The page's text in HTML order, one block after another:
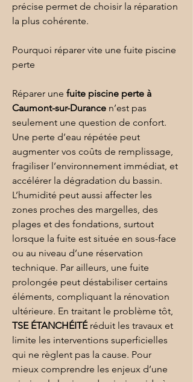
précise permet de choisir la réparation
la plus cohérente.
Pourquoi réparer vite une fuite piscine
perte
Réparer une fuite piscine perte à
Caumont-sur-Durance n’est pas
seulement une question de confort.
Une perte d’eau répétée peut
augmenter vos coûts de remplissage,
fragiliser l’environnement immédiat, et
accélérer la dégradation du bassin.
L’humidité peut aussi affecter les
zones proches des margelles, des
plages et des fondations, surtout
lorsque la fuite est située en sous-face
ou au niveau d’une réservation
technique. Par ailleurs, une fuite
prolongée peut déstabiliser certains
éléments, compliquant la rénovation
ultérieure. En traitant le problème tôt,
TSE ÉTANCHÉITÉ réduit les travaux et
limite les interventions superficielles
qui ne règlent pas la cause. Pour
mieux comprendre les enjeux d’une